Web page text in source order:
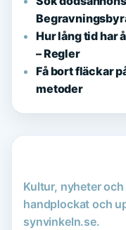
Hur lång tid har
– Regler
Få bort fläckar
metoder
Kultur, nyheter
handplockat och
synvinkeln.se.